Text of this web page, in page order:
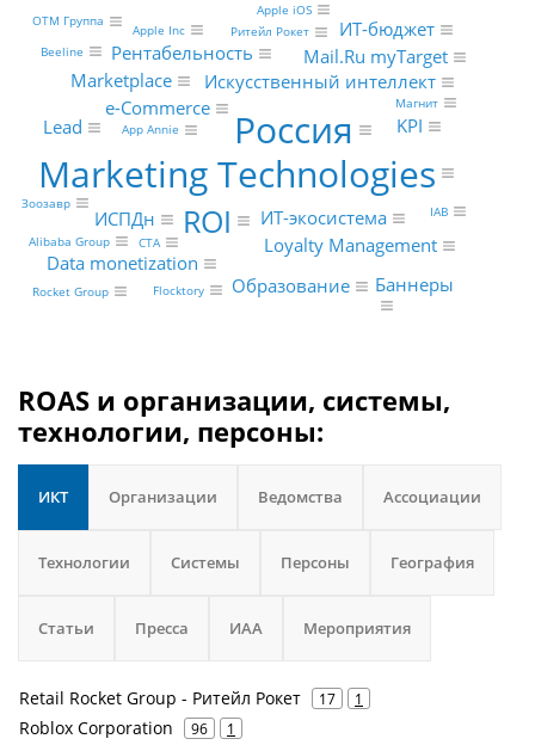
Marketing Technologies
Россия
ROI
Искусственный интеллект
ИТ-экосистема
e-Commerce
Marketplace
ИСПДн
Data monetization
Loyalty Management
Mail.Ru myTarget
Образование
Рентабельность
Баннеры
Lead KPI
ИТ-бюджет
Ритейл Рокет
Rocket Group
Apple Inc
Beeline
App Annie
Flocktory
Зоозавр
Alibaba Group
Магнит
OTM Группа
CTA
IAB
Apple iOS
ROAS и организации, системы,
технологии, персоны:
ИКТ Организации Ведомства Ассоциации
Технологии Системы Персоны География
Статьи Пресса ИАА Мероприятия
Retail Rocket Group - Ритейл Рокет 17 1
Roblox Corporation 96 1